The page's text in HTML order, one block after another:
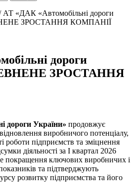
АТ «ДАК «Автомобільні дороги
ЗРОСТАННЯ КОМПАНІЇ
дороги
ЗРОСТАННЯ
дороги України» продовжує
виробничого потенціалу,
роботи підприємств та зміцнення
діяльності за І квартал 2026
покращення ключових виробничих і
та підтверджують
розвитку підприємства та його